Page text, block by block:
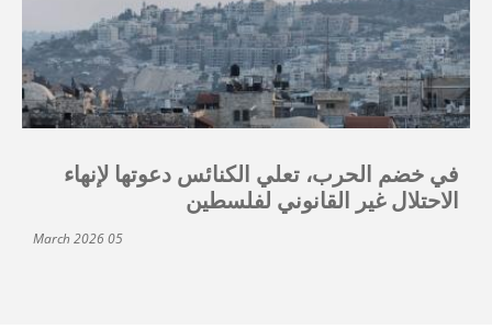
في خضم الحرب، تعلي الكنائس دعوتها لإنهاء
الاحتلال غير القانوني لفلسطين
05 March 2026